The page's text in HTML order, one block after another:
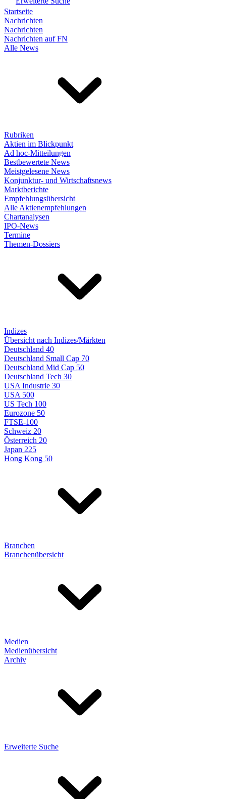
Startseite
Nachrichten
Nachrichten
Nachrichten auf FN
Alle News
Rubriken
Aktien im Blickpunkt
Ad hoc-Mitteilungen
Bestbewertete News
Meistgelesene News
Konjunktur- und Wirtschaftsnews
Marktberichte
Empfehlungsübersicht
Alle Aktienempfehlungen
Chartanalysen
IPO-News
Termine
Themen-Dossiers
Indizes
Übersicht nach Indizes/Märkten
Deutschland 40
Deutschland Small Cap 70
Deutschland Mid Cap 50
Deutschland Tech 30
USA Industrie 30
USA 500
US Tech 100
Eurozone 50
FTSE-100
Schweiz 20
Österreich 20
Japan 225
Hong Kong 50
Branchen
Branchenübersicht
Medien
Medienübersicht
Archiv
Erweiterte Suche